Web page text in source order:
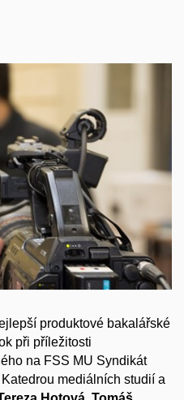
produktové bakalářské
při příležitosti
na FSS MU Syndikát
mediálních studií a